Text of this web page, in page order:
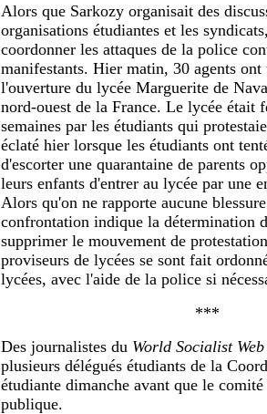
Alors que Sarkozy organisait des
organisations étudiantes et les
coordonner les attaques de la police
manifestants. Hier matin, 30 agents
l'ouverture du lycée Marguerite de
nord-ouest de la France. Le lycée était
semaines par les étudiants qui
éclaté hier lorsque les étudiants ont
d'escorter une quarantaine de parents
leurs enfants d'entrer au lycée par une
Alors qu'on ne rapporte aucune
confrontation indique la détermination
supprimer le mouvement de
proviseurs de lycées se sont fait
lycées, avec l'aide de la police si
***
Des journalistes du World Socialist
plusieurs délégués étudiants de la
étudiante dimanche avant que le
publique.